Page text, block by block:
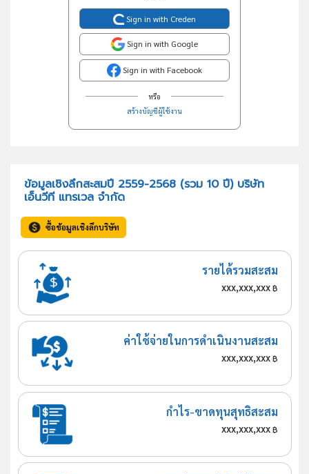
Sign in with Creden
Sign in with Google
Sign in with Facebook
หรือ
สร้างบัญชีผู้ใช้งาน
ข้อมูลเชิงลึกสะสมปี 2559-2568 (รวม 10 ปี) บริษัท
เอ็นวีที แทรเวล จำกัด
ซื้อข้อมูลเชิงลึกบริษัท
รายได้รวมสะสม
xxx,xxx,xxx฿
ค่าใช้จ่ายในการดำเนินงานสะสม
xxx,xxx,xxx฿
กำไร-ขาดทุนสุทธิสะสม
xxx,xxx,xxx฿